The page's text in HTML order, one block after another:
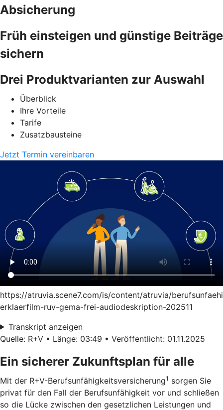
Absicherung
Früh einsteigen und günstige Beiträge
sichern
Drei Produktvarianten zur Auswahl
Überblick
Ihre Vorteile
Tarife
Zusatzbausteine
Jetzt Termin vereinbaren
https://atruvia.scene7.com/is/content/atruvia/
erklaerfilm-ruv-gema-frei-audiodeskription-202511
Transkript anzeigen
Quelle: R+V • Länge: 03:49 • Veröffentlicht: 01.11.2025
Ein sicherer Zukunftsplan für alle
Mit der R+V-Berufsunfähigkeitsversicherung1 sorgen Sie
privat für den Fall der Berufsunfähigkeit vor und schließen
so die Lücke zwischen den gesetzlichen Leistungen und